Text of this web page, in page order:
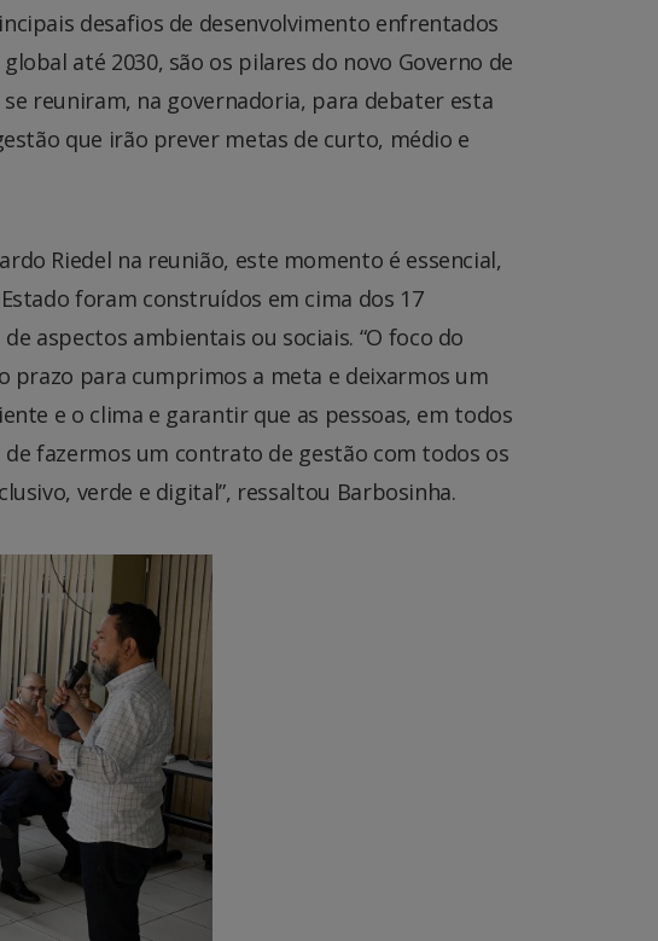
desafios de desenvolvimento enfrentados
até 2030, são os pilares do novo Governo de
reuniram, na governadoria, para debater esta
que irão prever metas de curto, médio e
Riedel na reunião, este momento é essencial,
foram construídos em cima dos 17
aspectos ambientais ou sociais. “O foco do
prazo para cumprimos a meta e deixarmos um
e o clima e garantir que as pessoas, em todos
fazermos um contrato de gestão com todos os
verde e digital”, ressaltou Barbosinha.